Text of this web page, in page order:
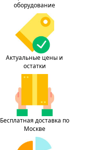
оборудование
Актуальные цены и
остатки
Бесплатная доставка по
Москве